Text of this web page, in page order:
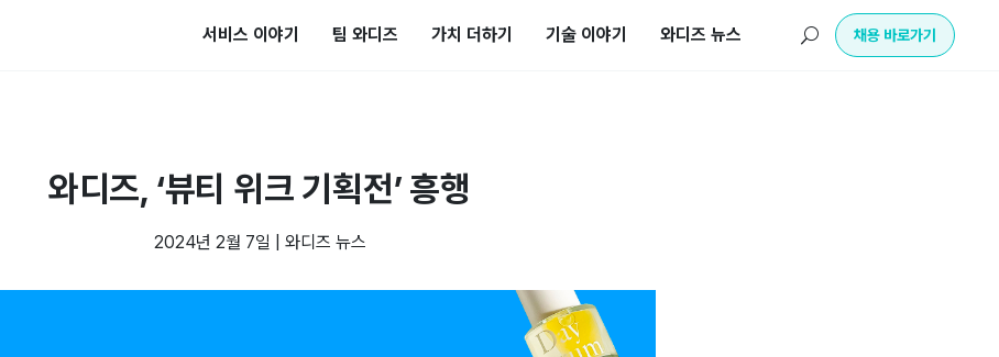
서비스 이야기 팀 와디즈 가치 더하기 기술 이야기 와디즈 뉴스 U 채용 바로가기
와디즈, ‘뷰티 위크 기획전’ 흥행
2024년 2월 7일 와디즈 뉴스